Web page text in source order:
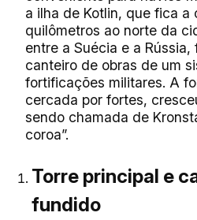
a ilha de Kotlin, que fica a
quilômetros ao norte da
entre a Suécia e a
canteiro de obras de um
fortificações militares. A
cercada por fortes,
sendo chamada de
coroa”.
Torre principal e
fundido